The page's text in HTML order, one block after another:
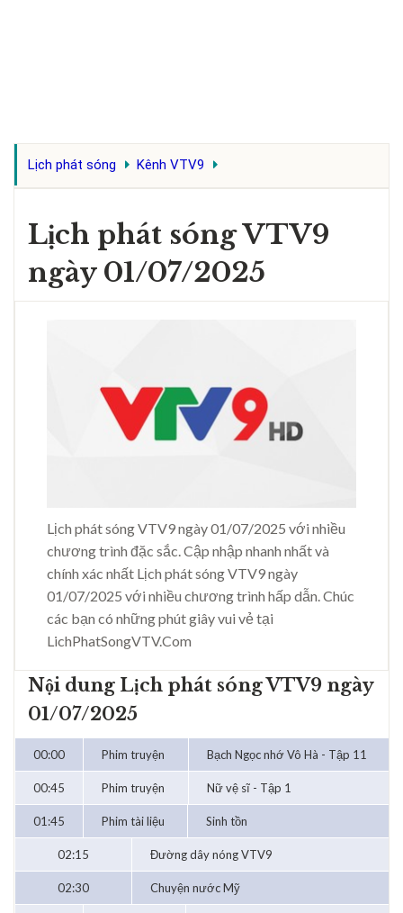
Lịch phát sóng Kênh VTV9
Lịch phát sóng VTV9
ngày 01/07/2025
Lịch phát sóng VTV9 ngày 01/07/2025 với nhiều
chương trình đặc sắc. Cập nhập nhanh nhất và
chính xác nhất Lịch phát sóng VTV9 ngày
01/07/2025 với nhiều chương trình hấp dẫn. Chúc
các bạn có những phút giây vui vẻ tại
LichPhatSongVTV.Com
Nội dung Lịch phát sóng VTV9 ngày
01/07/2025
00:00 Phim truyện Bạch Ngọc nhớ Vô Hà - Tập 11
00:45 Phim truyện Nữ vệ sĩ - Tập 1
01:45 Phim tài liệu Sinh tồn
02:15 Đường dây nóng VTV9
02:30 Chuyện nước Mỹ